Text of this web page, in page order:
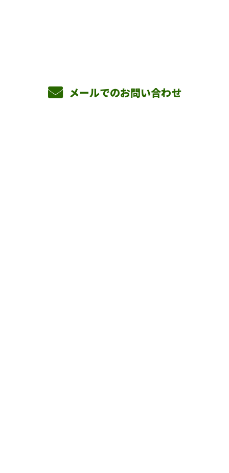
メールでのお問い合わせ